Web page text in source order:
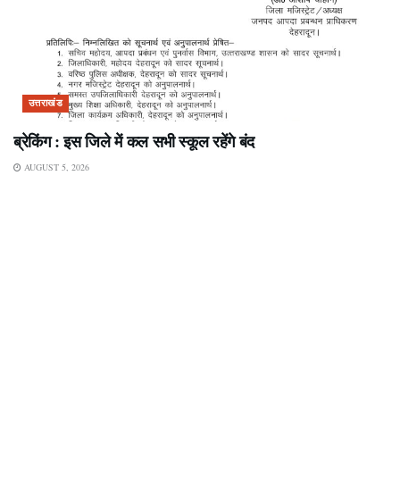
उत्तराखंड
ब्रेकिंग : इस जिले में कल सभी स्कूल रहेंगे बंद
AUGUST 5, 2026